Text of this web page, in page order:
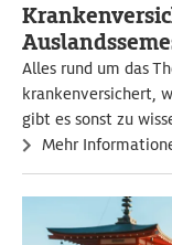
Alles rund um das
krankenversichert,
gibt es sonst zu
Mehr